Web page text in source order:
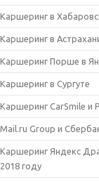
Каршеринг в
Каршеринг в
Каршеринг Порше в
Каршеринг в Сургуте
Каршеринг CarSmile и
Mail.ru Group и
Каршеринг Яндекс
2018 году